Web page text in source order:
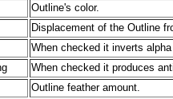
Outline's color.
Displacement of the Outline
When checked it inverts
When checked it produces
Outline feather amount.